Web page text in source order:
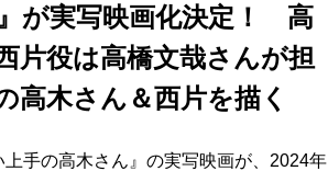
が実写映画化決定！ 高
片役は高橋文哉さんが担
高木さん＆西片を描く
手の高木さん』の実写映画が、2024年